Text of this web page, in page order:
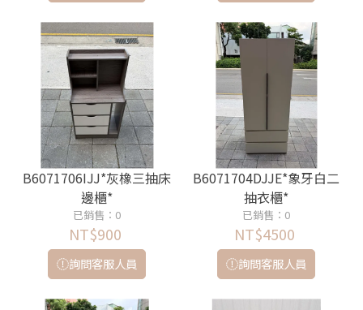
B6071706IJJ*灰橡三抽床
邊櫃*
已銷售：0
NT$900
詢問客服人員
B6071704DJJE*象牙白二
抽衣櫃*
已銷售：0
NT$4500
詢問客服人員